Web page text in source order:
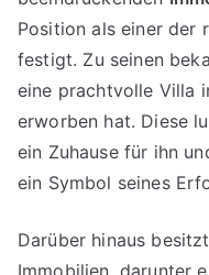
Position als einer der
festigt. Zu seinen
eine prachtvolle Villa
erworben hat. Diese
ein Zuhause für ihn
ein Symbol seines
Darüber hinaus